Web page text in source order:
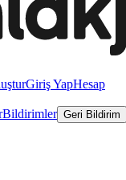
Giriş YapHesap
Bildirimler Geri Bildirim